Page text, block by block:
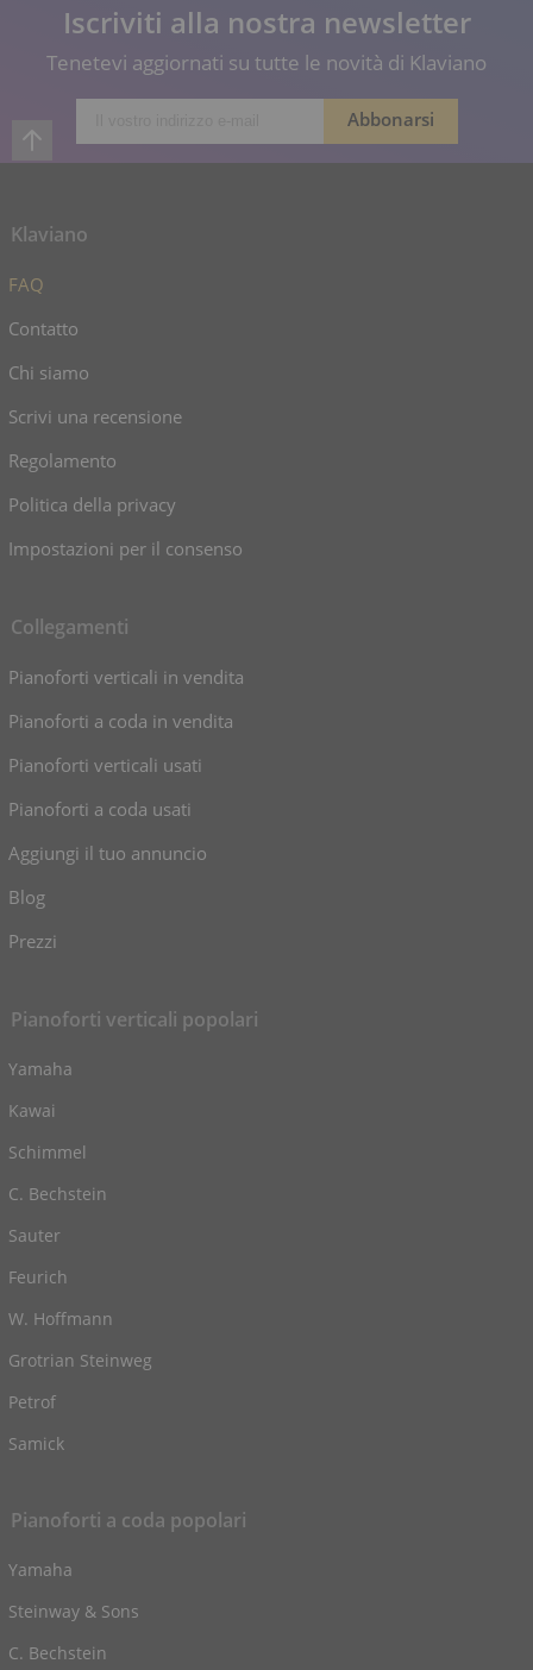
Iscriviti alla nostra newsletter
Tenetevi aggiornati su tutte le novità di Klaviano
Klaviano
FAQ
Contatto
Chi siamo
Scrivi una recensione
Regolamento
Politica della privacy
Impostazioni per il consenso
Collegamenti
Pianoforti verticali in vendita
Pianoforti a coda in vendita
Pianoforti verticali usati
Pianoforti a coda usati
Aggiungi il tuo annuncio
Blog
Prezzi
Pianoforti verticali popolari
Yamaha
Kawai
Schimmel
C. Bechstein
Sauter
Feurich
W. Hoffmann
Grotrian Steinweg
Petrof
Samick
Pianoforti a coda popolari
Yamaha
Steinway & Sons
C. Bechstein